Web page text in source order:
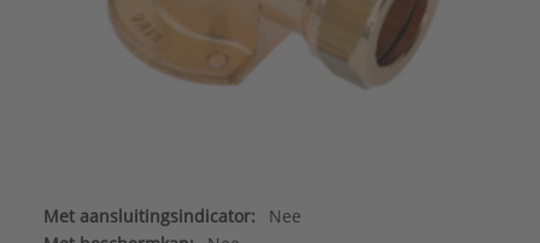
Met aansluitingsindicator:
Nee